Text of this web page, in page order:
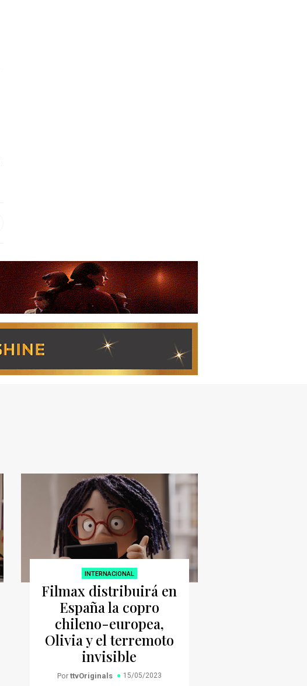
INTERNACIONAL
Filmax distribuirá en
España la copro
chileno-europea,
Olivia y el terremoto
invisible
Por ttvOriginals 15/05/2023